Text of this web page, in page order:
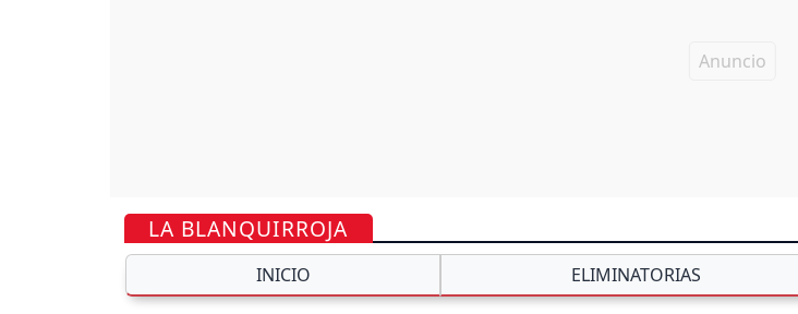
LA BLANQUIRROJA
INICIO ELIMINATORIAS